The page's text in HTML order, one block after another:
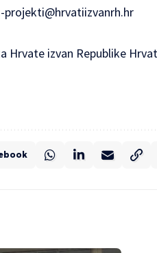
projekti@hrvatiizvanrh.hr
Hrvate izvan Republike